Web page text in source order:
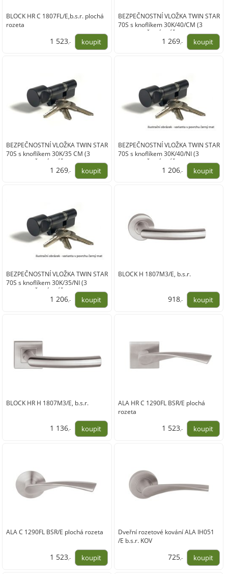
BLOCK HR C 1807FL/E,b.s.r. plochá
rozeta
1 523,-
BEZPEČNOSTNÍ VLOŽKA TWIN STAR
70S s knoflíkem 30K/40/CM (3
PRODLOUŽENÉ KLÍČE)
1 269,-
BEZPEČNOSTNÍ VLOŽKA TWIN STAR
70S s knoflíkem 30K/35 CM (3
PRODLOUŽENÉ KLÍČE)
1 269,-
BEZPEČNOSTNÍ VLOŽKA TWIN STAR
70S s knoflíkem 30K/40/NI (3
PRODLOUŽENÉ KLÍČE)
1 206,-
BEZPEČNOSTNÍ VLOŽKA TWIN STAR
70S s knoflíkem 30K/35/NI (3
PRODLOUŽENÉ KLÍČE)
1 206,-
BLOCK H 1807M3/E, b.s.r.
918,-
BLOCK HR H 1807M3/E, b.s.r.
1 136,-
ALA HR C 1290FL BSR/E plochá
rozeta
1 523,-
ALA C 1290FL BSR/E plochá rozeta
1 523,-
Dveřní rozetové kování ALA IH051
/E b.s.r. KOV
725,-